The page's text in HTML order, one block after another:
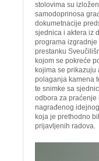
stolovima su
samodoprinosa
dokumetnacije
sjednica i aktera iz
programa
prestanku
kojom se pokreće
kojima se
polaganja kamena
te snimke sa
odbora za praćenje
nagrađenog
koja je prethodno
prijavljenih radova.